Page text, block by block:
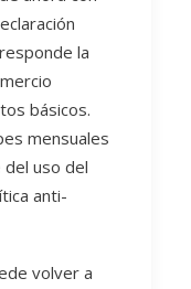
la
básicos.
mensuales
uso del
anti-
volver a